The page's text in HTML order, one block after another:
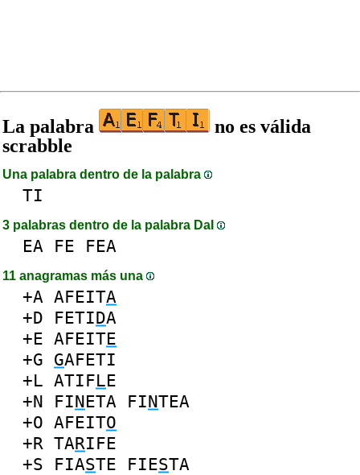
La palabra
no es válida
scrabble
Una palabra dentro de la palabra
TI
3 palabras dentro de la palabra DaI
EA FE FEA
11 anagramas más una
+A AFEITA
+D FETIDA
+E AFEITE
+G GAFETI
+L ATIFLE
+N FINETA FINTEA
+O AFEITO
+R TARIFE
+S FIASTE FIESTA